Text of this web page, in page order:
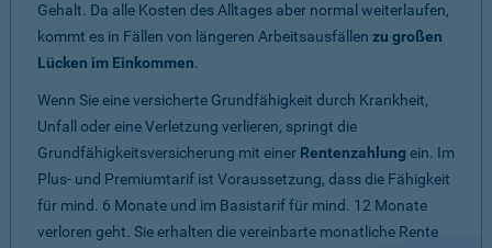
Gehalt. Da alle Kosten des Alltages aber normal weiterlaufen,
kommt es in Fällen von längeren Arbeitsausfällen zu großen
Lücken im Einkommen.
Wenn Sie eine versicherte Grundfähigkeit durch Krankheit,
Unfall oder eine Verletzung verlieren, springt die
Grundfähigkeitsversicherung mit einer Rentenzahlung ein. Im
Plus- und Premiumtarif ist Voraussetzung, dass die Fähigkeit
für mind. 6 Monate und im Basistarif für mind. 12 Monate
verloren geht. Sie erhalten die vereinbarte monatliche Rente